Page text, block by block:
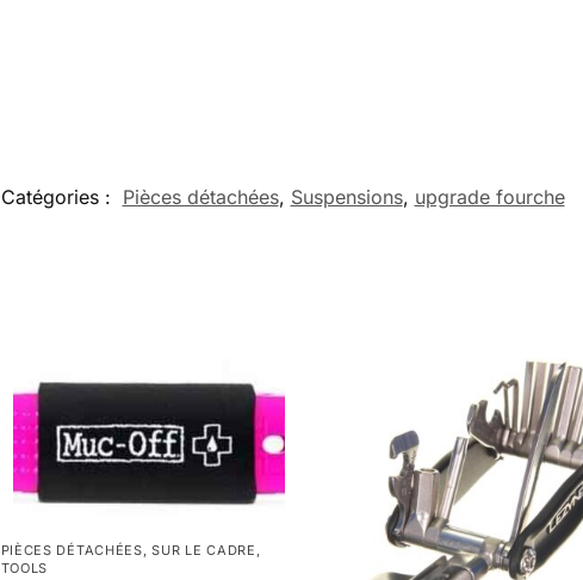
Catégories : Pièces détachées, Suspensions, upgrade fourche
PIÈCES DÉTACHÉES ,SUR LE CADRE
TOOLS